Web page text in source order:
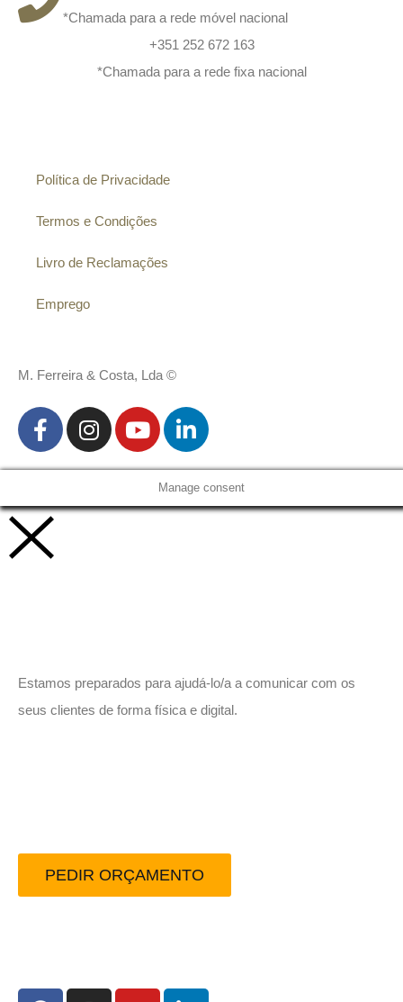
*Chamada para a rede móvel nacional
+351 252 672 163
*Chamada para a rede fixa nacional
Política de Privacidade
Termos e Condições
Livro de Reclamações
Emprego
M. Ferreira & Costa, Lda ©
Manage consent
Estamos preparados para ajudá-lo/a a comunicar com os
seus clientes de forma física e digital.
PEDIR ORÇAMENTO